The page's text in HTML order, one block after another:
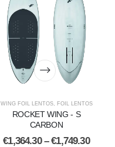
WING FOIL LENTOS, FOIL LENTOS
ROCKET WING - S
CARBON
€1,364.30 – €1,749.30